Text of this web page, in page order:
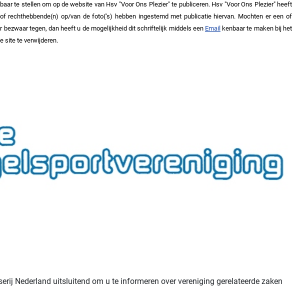
te stellen om op de website van Hsv "Voor Ons Plezier" te publiceren. Hsv "Voor Ons Plezier" heeft
op/van de foto(‘s) hebben ingestemd met publicatie hiervan. Mochten er een of
bezwaar tegen, dan heeft u de mogelijkheid dit schriftelijk middels een Email kenbaar te maken bij het
site te verwijderen.
Nederland uitsluitend om u te informeren over vereniging gerelateerde zaken